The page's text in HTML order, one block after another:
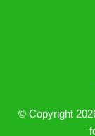
© Copyright